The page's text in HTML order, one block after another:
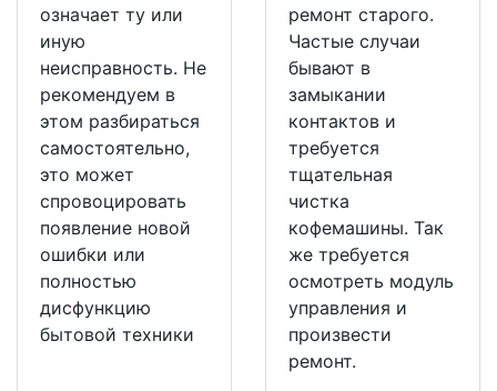
означает ту или
иную
неисправность. Не
рекомендуем в
этом разбираться
самостоятельно,
это может
спровоцировать
появление новой
ошибки или
полностью
дисфункцию
бытовой техники
ремонт старого.
Частые случаи
бывают в
замыкании
контактов и
требуется
тщательная
чистка
кофемашины. Так
же требуется
осмотреть модуль
управления и
произвести
ремонт.